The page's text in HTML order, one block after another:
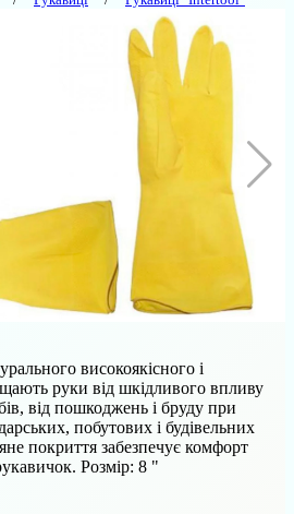
високоякісного і
руки від шкідливого впливу
від пошкоджень і бруду при
побутових і будівельних
покриття забезпечує комфорт
Розмір: 8 "